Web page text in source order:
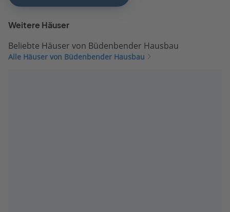
Weitere Häuser
Beliebte Häuser von Büdenbender Hausbau
Alle Häuser von Büdenbender Hausbau